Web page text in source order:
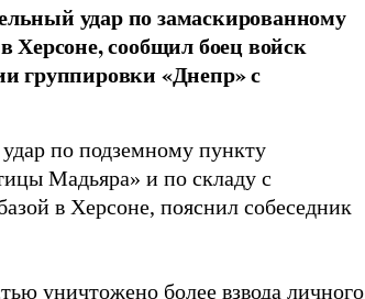
удар по замаскированному
Херсоне, сообщил боец войск
группировки «Днепр» с
по подземному пункту
Мадьяра» и по складу с
в Херсоне, пояснил собеседник
уничтожено более взвода личного